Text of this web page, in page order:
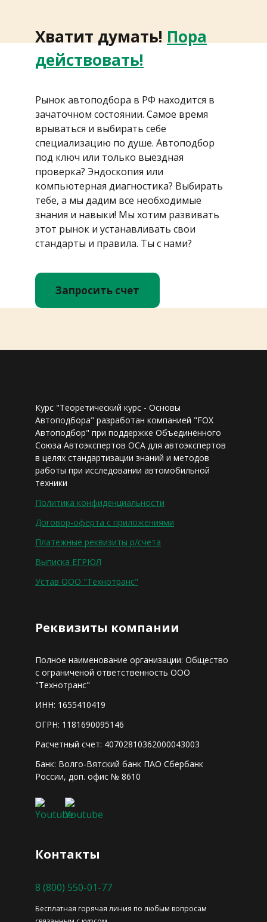
Хватит думать! Пора
действовать!
Рынок автоподбора в РФ находится в
зачаточном состоянии. Самое время
врываться и выбирать себе
специализацию по душе. Автоподбор
под ключ или только выездная
проверка? Эндоскопия или
компьютерная диагностика? Выбирать
тебе, а мы дадим все необходимые
знания и навыки! Мы хотим развивать
этот рынок и устанавливать свои
стандарты и правила. Ты с нами?
Запросить счет
Курс "Теоретический курс - Основы
Автоподбора" разработан компанией "FOX
Автоподбор" при поддержке Объединённого
Союза Автоэкспертов ОСА для автоэкспертов
в целях стандартизации знаний и методов
работы при исследовании автомобильной
техники
Политика конфиденциальности
Договор-оферта с приложениями
Платежные реквизиты р/счета
Выписка ЕГРЮЛ
Устав ООО "Технотранс"
Реквизиты компании
Полное наименование организации: Общество
с ограниченой ответственность ООО
"Технотранс"
ИНН: 1655410419
ОГРН: 1181690095146
Расчетный счет: 40702810362000043003
Банк: Волго-Вятский банк ПАО Сбербанк
России, доп. офис № 8610
Контакты
8 (800) 550-01-77
Бесплатная горячая линия по любым вопросам